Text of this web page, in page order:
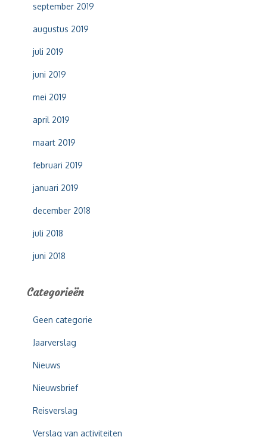
september 2019
augustus 2019
juli 2019
juni 2019
mei 2019
april 2019
maart 2019
februari 2019
januari 2019
december 2018
juli 2018
juni 2018
Categorieën
Geen categorie
Jaarverslag
Nieuws
Nieuwsbrief
Reisverslag
Verslag van activiteiten